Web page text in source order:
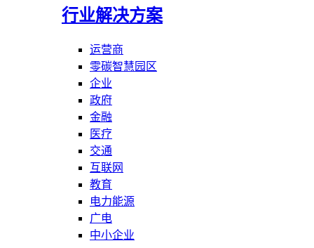
行业解决方案
运营商
零碳智慧园区
企业
政府
金融
医疗
交通
互联网
教育
电力能源
广电
中小企业